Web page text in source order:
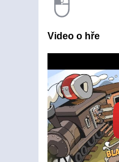
Video o hře